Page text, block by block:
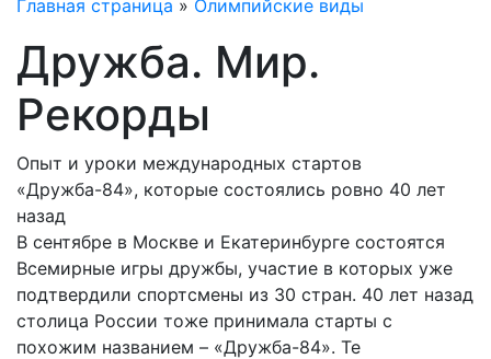
Главная страница » Олимпийские виды
Дружба. Мир.
Рекорды
Опыт и уроки международных стартов
«Дружба-84», которые состоялись ровно 40 лет
назад
В сентябре в Москве и Екатеринбурге состоятся
Всемирные игры дружбы, участие в которых уже
подтвердили спортсмены из 30 стран. 40 лет назад
столица России тоже принимала старты с
похожим названием – «Дружба-84». Те